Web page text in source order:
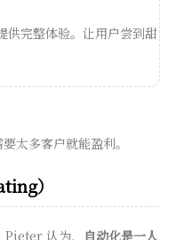
供完整体验。让用户尝到甜
太多客户就能盈利。
）
认为，
自动化是一人